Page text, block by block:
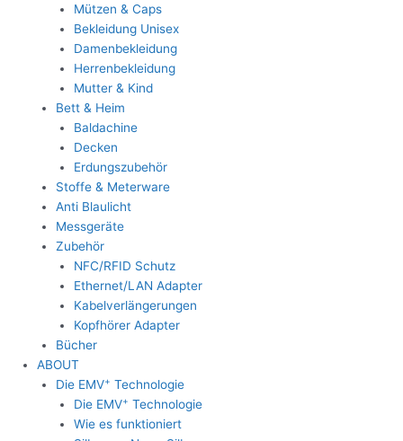
Mützen & Caps
Bekleidung Unisex
Damenbekleidung
Herrenbekleidung
Mutter & Kind
Bett & Heim
Baldachine
Decken
Erdungszubehör
Stoffe & Meterware
Anti Blaulicht
Messgeräte
Zubehör
NFC/RFID Schutz
Ethernet/LAN Adapter
Kabelverlängerungen
Kopfhörer Adapter
Bücher
ABOUT
Die EMV+ Technologie
Die EMV+ Technologie
Wie es funktioniert